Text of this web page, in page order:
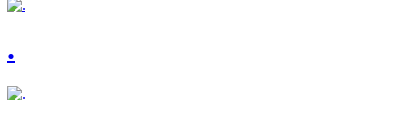
.